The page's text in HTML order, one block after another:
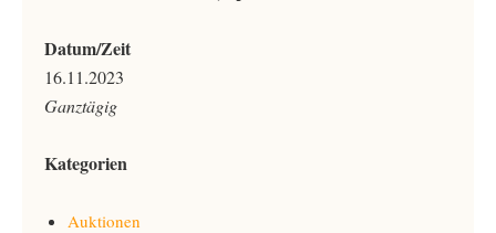
Datum/Zeit
16.11.2023
Ganztägig
Kategorien
Auktionen